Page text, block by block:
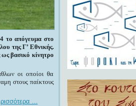
το απόγευμα στο
της Γ’ Εθνικής.
βασικό κίνητρο
οι οποίοι θα
στους παίκτους
...